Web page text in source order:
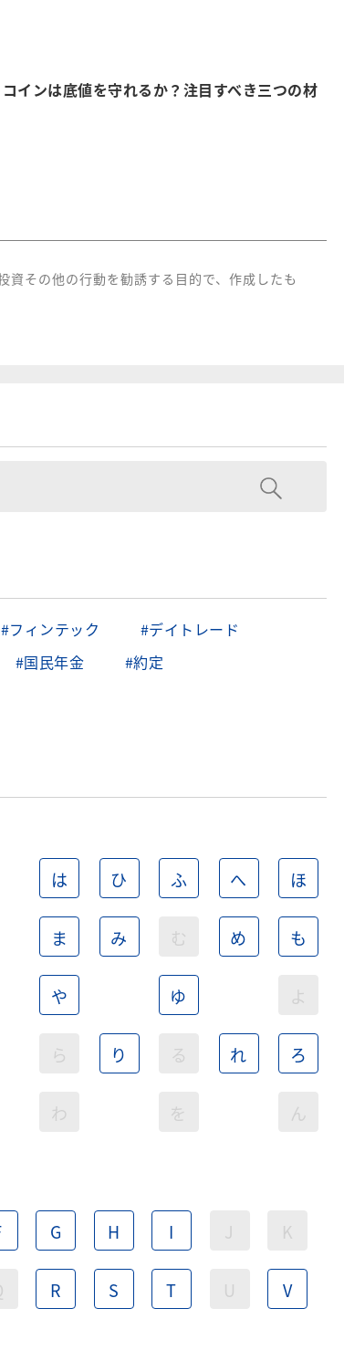
インは底値を守れるか？注目すべき三つの材
その他の行動を勧誘する目的で、作成したも
#フィンテック
#デイトレード
#国民年金
#約定
は ひ ふ へ ほ
ま み む め も
や ゆ よ
ら り る れ ろ
わ を ん
G H I J K
R S T U V